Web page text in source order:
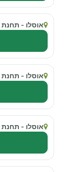
אוסלו -
אוסלו -
אוסלו -